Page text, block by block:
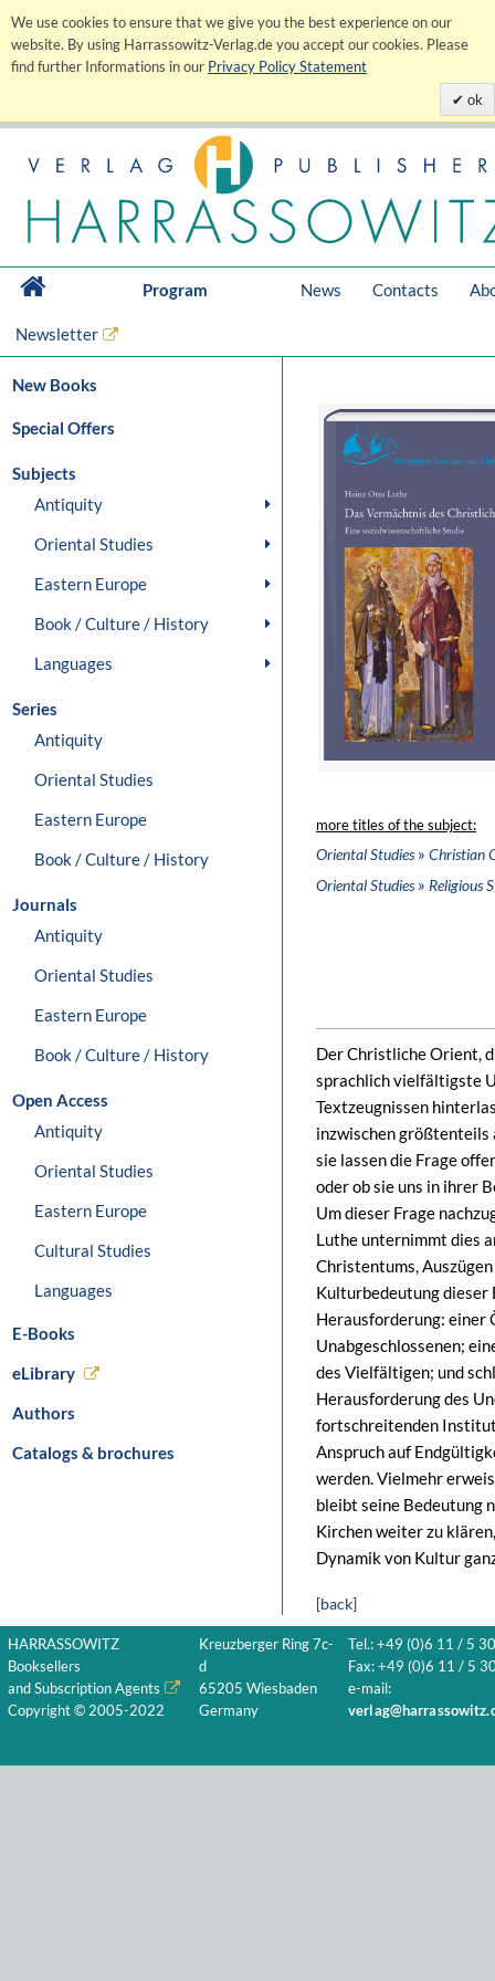
We use cookies to ensure that we give you the best experience on our
website. By using Harrassowitz-Verlag.de you accept our cookies. Please
find further Informations in our Privacy Policy Statement
ok
Program News Contacts
Newsletter
New Books
Special Offers
Subjects
Antiquity
Oriental Studies
Eastern Europe
Book / Culture / History
Languages
Series
Antiquity
Oriental Studies
Eastern Europe
Book / Culture / History
Journals
Antiquity
Oriental Studies
Eastern Europe
Book / Culture / History
Open Access
Antiquity
Oriental Studies
Eastern Europe
Cultural Studies
Languages
E-Books
eLibrary
Authors
Catalogs & brochures
more titles of the subject:
Oriental Studies» Christian
Oriental Studies» Religious
Der Christliche Orient,
sprachlich vielfältigste
Textzeugnissen
inzwischen größtenteils
sie lassen die Frage
oder ob sie uns in ihrer
Um dieser Frage
Luthe unternimmt dies
Christentums,
Kulturbedeutung dieser
Herausforderung: einer
Unabgeschlossenen;
des Vielfältigen; und
Herausforderung des
fortschreitenden
Anspruch auf
werden. Vielmehr
bleibt seine Bedeutung
Kirchen weiter zu
Dynamik von Kultur
[back]
HARRASSOWITZ
Booksellers
and Subscription Agents
Copyright © 2005-2022
Kreuzberger Ring 7c-
d
65205 Wiesbaden
Germany
Tel.: +49 (0)6 11 / 5
Fax: +49 (0)6 11 / 5
e-mail: